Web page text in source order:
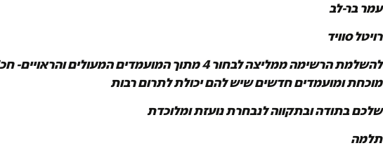
עמר בר-לב
רויטל סוויד
להשלמת הרשימה ממליצה לבחור 4 מתוך המועמדים המעולים
מוכחת ומועמדים חדשים שיש להם יכולת לתרום רבות
שלכם בתודה ובתקווה לנבחרת נועזת ומלוכדת
תלמה